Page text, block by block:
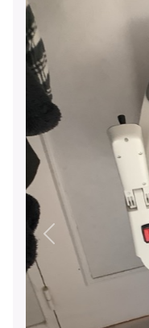
Précédent